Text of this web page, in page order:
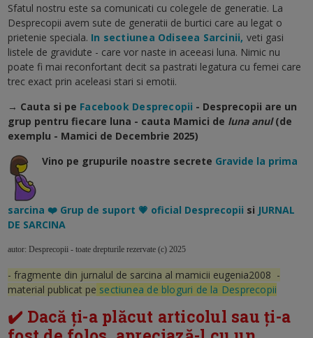
Sfatul nostru este sa comunicati cu colegele de generatie. La
Desprecopii avem sute de generatii de burtici care au legat o
prietenie speciala. In sectiunea Odiseea Sarcinii, veti gasi
listele de gravidute - care vor naste in aceeasi luna. Nimic nu
poate fi mai reconfortant decit sa pastrati legatura cu femei care
trec exact prin aceleasi stari si emotii.
→ Cauta si pe Facebook Desprecopii - Desprecopii are un
grup pentru fiecare luna - cauta Mamici de luna anul (de
exemplu - Mamici de Decembrie 2025)
Vino pe grupurile noastre secrete Gravide la prima
sarcina ❤️ Grup de suport 💗 oficial Desprecopii si JURNAL
DE SARCINA
autor: Desprecopii - toate drepturile rezervate (c) 2025
- fragmente din jurnalul de sarcina al mamicii eugenia2008 -
material publicat pe sectiunea de bloguri de la Desprecopii
✔️ Dacă ți-a plăcut articolul sau ți-a